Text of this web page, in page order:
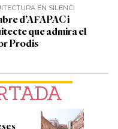
EN SILENCI
d’AFAPAC i
que admira el
Prodis